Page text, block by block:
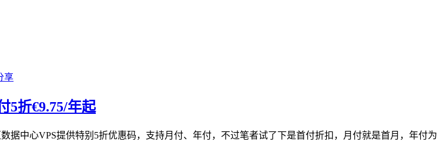
5折€9.75/年起
据中心VPS提供特别5折优惠码，支持月付、年付，不过笔者试了下是首付折扣，月付就是首月，年付为